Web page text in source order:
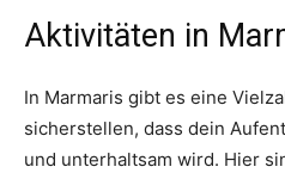
Aktivitäten in
In Marmaris gibt es eine
sicherstellen, dass dein
und unterhaltsam wird. Hier